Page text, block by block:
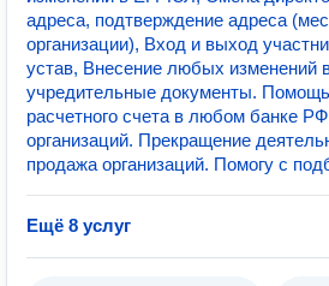
адреса, подтверждение адреса
организации), Вход и выход
устав, Внесение любых
учредительные документы.
расчетного счета в любом банке
организаций. Прекращение
продажа организаций. Помогу с
Ещё 8 услуг